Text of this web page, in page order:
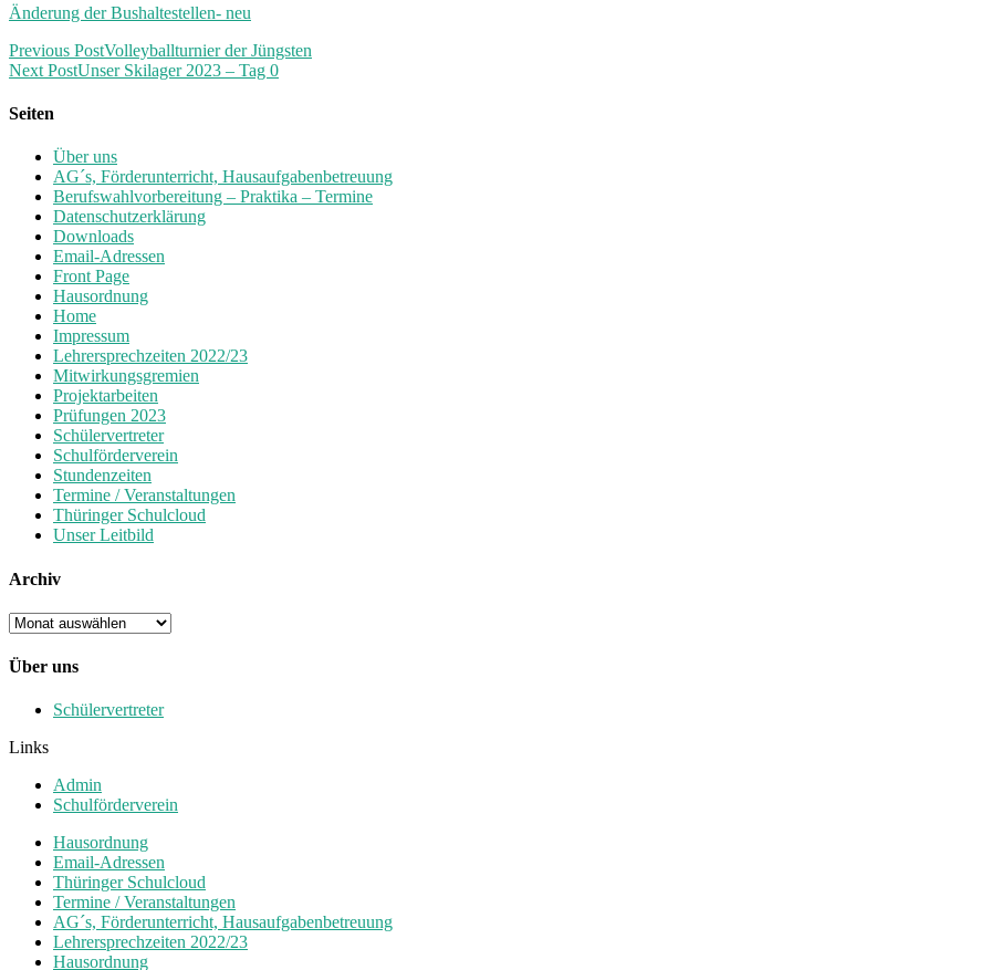
Änderung der Bushaltestellen- neu
Previous PostVolleyballturnier der Jüngsten
Next PostUnser Skilager 2023 – Tag 0
Seiten
Über uns
AG´s, Förderunterricht, Hausaufgabenbetreuung
Berufswahlvorbereitung – Praktika – Termine
Datenschutzerklärung
Downloads
Email-Adressen
Front Page
Hausordnung
Home
Impressum
Lehrersprechzeiten 2022/23
Mitwirkungsgremien
Projektarbeiten
Prüfungen 2023
Schülervertreter
Schulförderverein
Stundenzeiten
Termine / Veranstaltungen
Thüringer Schulcloud
Unser Leitbild
Archiv
Archiv
Über uns
Schülervertreter
Links
Admin
Schulförderverein
Hausordnung
Email-Adressen
Thüringer Schulcloud
Termine / Veranstaltungen
AG´s, Förderunterricht, Hausaufgabenbetreuung
Lehrersprechzeiten 2022/23
Hausordnung